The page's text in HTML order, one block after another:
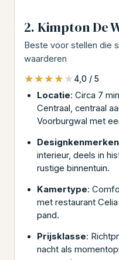
2. Kimpton De
Beste voor stellen die
waarderen
★★★★★
★★★★★4,0 / 5
Locatie: Circa 7
Centraal, centraal
Voorburgwal met
Designkenmerken
interieur, deels in
rustige binnentuin.
Kamertype:
met restaurant
pand.
Prijsklasse:
nacht als